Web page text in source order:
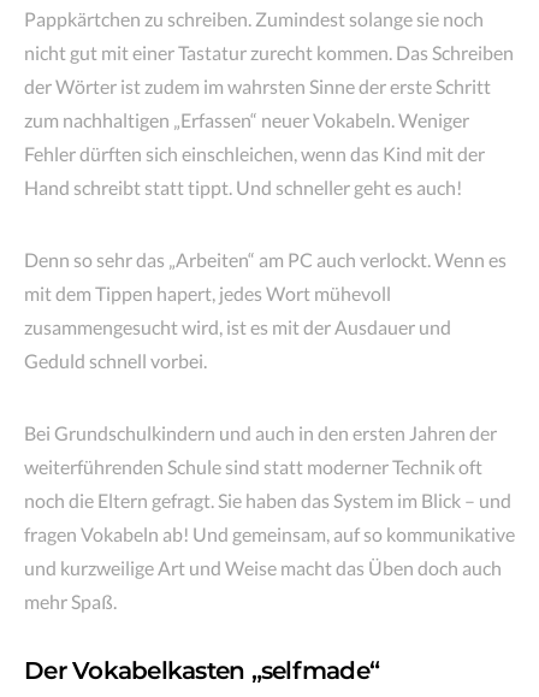
Pappkärtchen zu schreiben. Zumindest solange sie noch
nicht gut mit einer Tastatur zurecht kommen. Das Schreiben
der Wörter ist zudem im wahrsten Sinne der erste Schritt
zum nachhaltigen „Erfassen“ neuer Vokabeln. Weniger
Fehler dürften sich einschleichen, wenn das Kind mit der
Hand schreibt statt tippt. Und schneller geht es auch!
Denn so sehr das „Arbeiten“ am PC auch verlockt. Wenn es
mit dem Tippen hapert, jedes Wort mühevoll
zusammengesucht wird, ist es mit der Ausdauer und
Geduld schnell vorbei.
Bei Grundschulkindern und auch in den ersten Jahren der
weiterführenden Schule sind statt moderner Technik oft
noch die Eltern gefragt. Sie haben das System im Blick – und
fragen Vokabeln ab! Und gemeinsam, auf so kommunikative
und kurzweilige Art und Weise macht das Üben doch auch
mehr Spaß.
Der Vokabelkasten „selfmade“